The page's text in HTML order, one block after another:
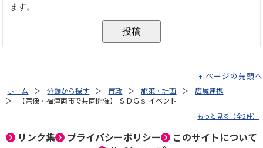
ページの先頭へ
ホーム 分類から探す 市政 施策・計画
広域連携
【宗像・福津両市で共同開催】 ＳＤＧｓ イベント
もっと見る（全2件）
リンク集 プライバシーポリシー
このサイトについて